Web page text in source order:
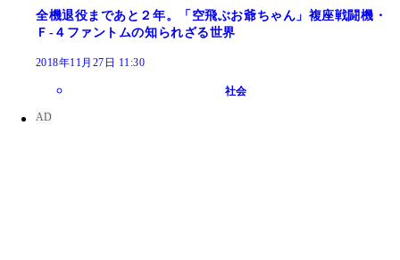
全機退役まであと２年。「空飛ぶお爺ちゃん」複座戦闘機・
Ｆ‐４ファントムの知られざる世界
2018年11月27日 11:30
社会